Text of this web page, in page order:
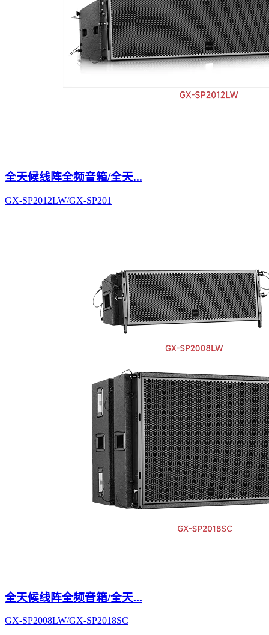
全天候线阵全频音箱/全天...
GX-SP2012LW/GX-SP201
全天候线阵全频音箱/全天...
GX-SP2008LW/GX-SP2018SC